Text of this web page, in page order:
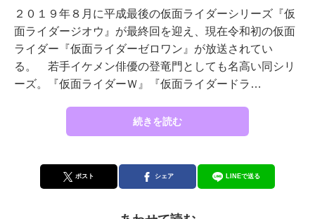
２０１９年８月に平成最後の仮面ライダーシリーズ『仮
面ライダージオウ』が最終回を迎え、現在令和初の仮面
ライダー『仮面ライダーゼロワン』が放送されてい
る。 若手イケメン俳優の登竜門としても名高い同シリ
ーズ。『仮面ライダーＷ』『仮面ライダードラ…
続きを読む
ポスト シェア LINEで送る